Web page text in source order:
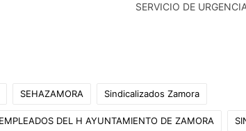
SERVICIO DE
SEHAZAMORA Sindicalizados Zamora
DEL H AYUNTAMIENTO DE ZAMORA